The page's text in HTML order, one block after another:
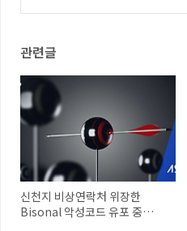
관련글
신천지 비상연락처 위장한
Bisonal 악성코드 유포 중